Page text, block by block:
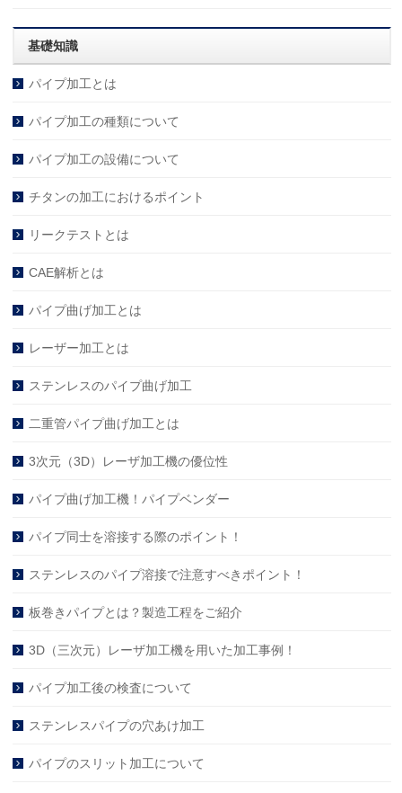
基礎知識
パイプ加工とは
パイプ加工の種類について
パイプ加工の設備について
チタンの加工におけるポイント
リークテストとは
CAE解析とは
パイプ曲げ加工とは
レーザー加工とは
ステンレスのパイプ曲げ加工
二重管パイプ曲げ加工とは
3次元（3D）レーザ加工機の優位性
パイプ曲げ加工機！パイプベンダー
パイプ同士を溶接する際のポイント！
ステンレスのパイプ溶接で注意すべきポイント！
板巻きパイプとは？製造工程をご紹介
3D（三次元）レーザ加工機を用いた加工事例！
パイプ加工後の検査について
ステンレスパイプの穴あけ加工
パイプのスリット加工について